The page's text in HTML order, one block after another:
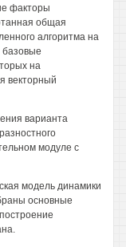
факторы
общая
алгоритма на
на
векторный
варианта
модуле с
модель динамики
основные